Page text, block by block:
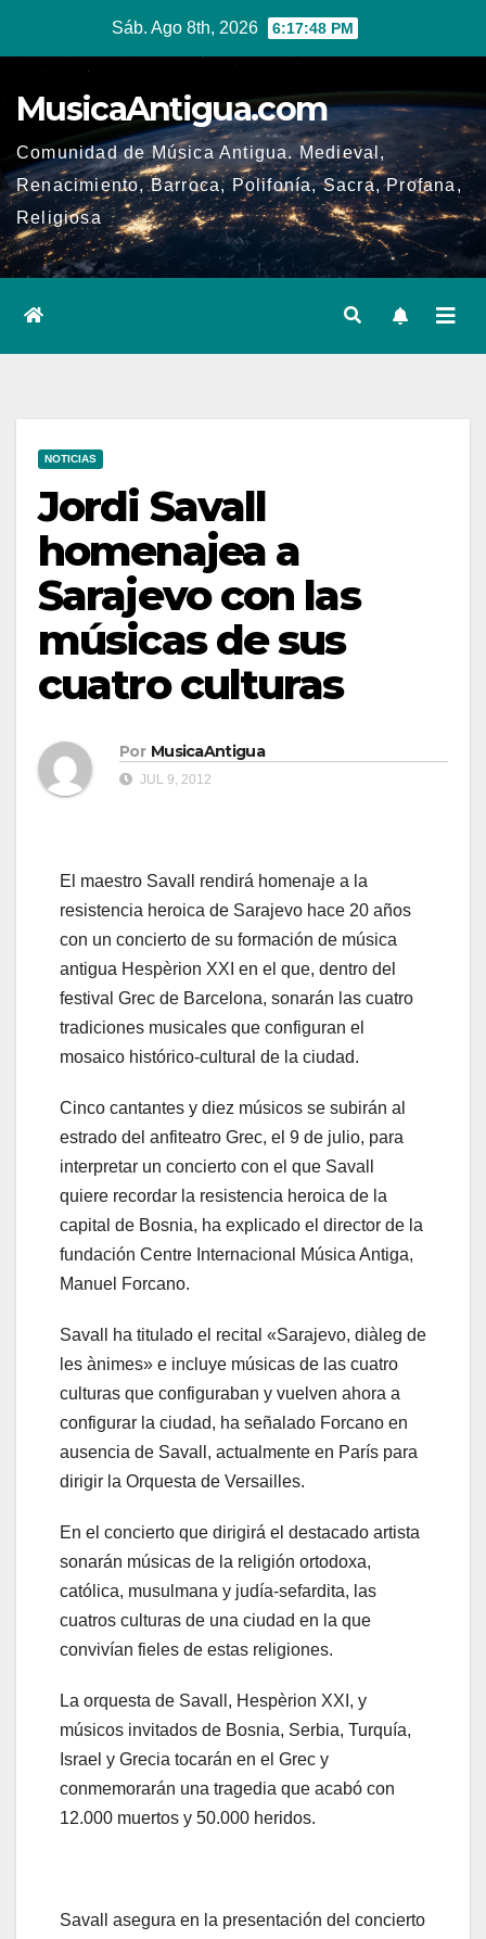
Sáb. Ago 8th, 2026 6:17:49 PM
MusicaAntigua.com
Comunidad de Música Antigua. Medieval,
Renacimiento, Barroca, Polifonía, Sacra, Profana,
Religiosa
NOTICIAS
Jordi Savall
homenajea a
Sarajevo con las
músicas de sus
cuatro culturas
Por MusicaAntigua
JUL 9, 2012
El maestro Savall rendirá homenaje a la
resistencia heroica de Sarajevo hace 20 años
con un concierto de su formación de música
antigua Hespèrion XXI en el que, dentro del
festival Grec de Barcelona, sonarán las cuatro
tradiciones musicales que configuran el
mosaico histórico-cultural de la ciudad.
Cinco cantantes y diez músicos se subirán al
estrado del anfiteatro Grec, el 9 de julio, para
interpretar un concierto con el que Savall
quiere recordar la resistencia heroica de la
capital de Bosnia, ha explicado el director de la
fundación Centre Internacional Música Antiga,
Manuel Forcano.
Savall ha titulado el recital «Sarajevo, diàleg de
les ànimes» e incluye músicas de las cuatro
culturas que configuraban y vuelven ahora a
configurar la ciudad, ha señalado Forcano en
ausencia de Savall, actualmente en París para
dirigir la Orquesta de Versailles.
En el concierto que dirigirá el destacado artista
sonarán músicas de la religión ortodoxa,
católica, musulmana y judía-sefardita, las
cuatros culturas de una ciudad en la que
convivían fieles de estas religiones.
La orquesta de Savall, Hespèrion XXI, y
músicos invitados de Bosnia, Serbia, Turquía,
Israel y Grecia tocarán en el Grec y
conmemorarán una tragedia que acabó con
12.000 muertos y 50.000 heridos.
Savall asegura en la presentación del concierto